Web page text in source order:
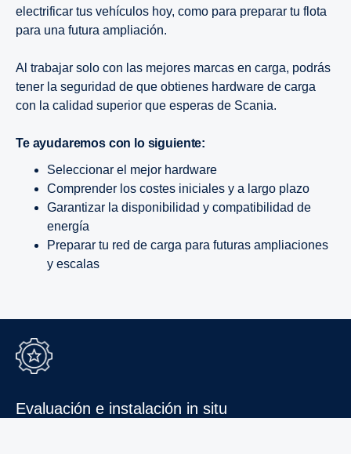
electrificar tus vehículos hoy, como para preparar tu flota
para una futura ampliación.
Al trabajar solo con las mejores marcas en carga, podrás
tener la seguridad de que obtienes hardware de carga
con la calidad superior que esperas de Scania.
Te ayudaremos con lo siguiente:
Seleccionar el mejor hardware
Comprender los costes iniciales y a largo plazo
Garantizar la disponibilidad y compatibilidad de
energía
Preparar tu red de carga para futuras ampliaciones
y escalas
Evalua­ción e insta­la­ción in situ